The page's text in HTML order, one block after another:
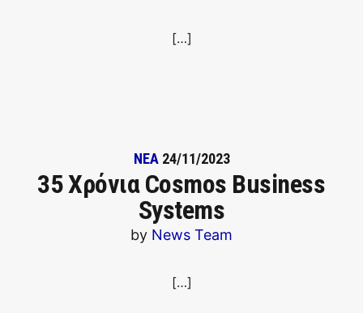
[…]
ΝΕΑ 24/11/2023
35 Χρόνια Cosmos Business
Systems
by News Team
[…]